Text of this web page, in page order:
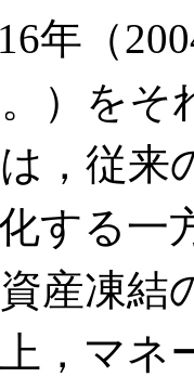
年（
）をそ
は，従
する一
産凍結
，マネ